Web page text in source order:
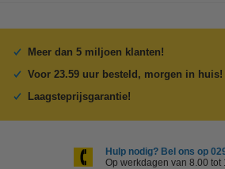
Meer dan 5 miljoen klanten!
Voor 23.59 uur besteld, morgen in huis!
Laagsteprijsgarantie!
Hulp nodig? Bel ons op
Op werkdagen van 8.00 tot